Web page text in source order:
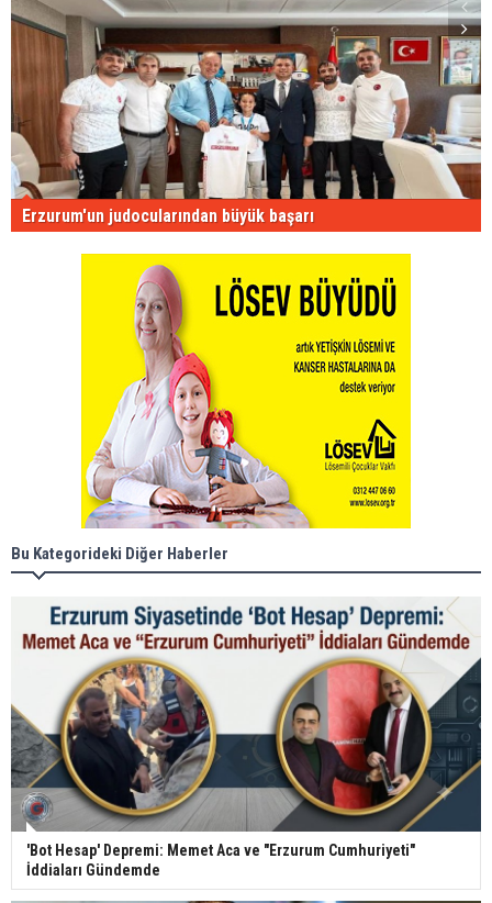
Erzurum'un judocularından büyük başarı
Bu Kategorideki Diğer Haberler
'Bot Hesap' Depremi: Memet Aca ve "Erzurum Cumhuriyeti"
İddiaları Gündemde